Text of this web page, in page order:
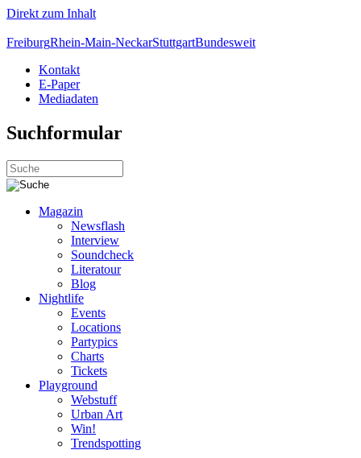
Direkt zum Inhalt
FreiburgRhein-Main-NeckarStuttgartBundesweit
Kontakt
E-Paper
Mediadaten
Suchformular
Magazin
Newsflash
Interview
Soundcheck
Literatour
Blog
Nightlife
Events
Locations
Partypics
Charts
Tickets
Playground
Webstuff
Urban Art
Win!
Trendspotting